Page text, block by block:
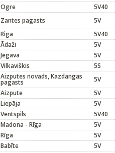
Ogre 5V40
Zantes pagasts 5V
Riga 5V40
Ādaži 5V
Jegava 5V
Vilkaviškis 5S
Aizputes novads, Kazdangas
pagasts 5V
Aizpute 5V
Liepāja 5V
Ventspils 5V40
Madona - Rīga 5V
Rīga 5V
Babīte 5V